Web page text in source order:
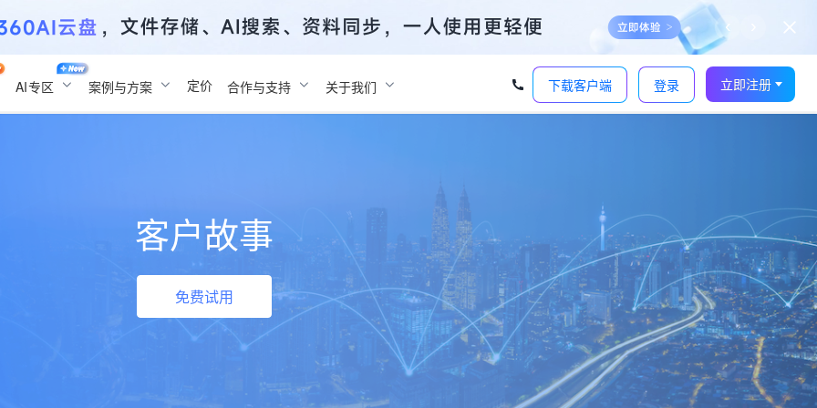
‹
AI专区 案例与方案 定价 合作与支持 关于我们 下载客户端 登录 立即注册
客户故事
免费试用